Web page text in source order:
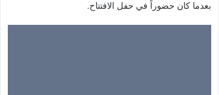
بعدما كان حضوراً في حفل الافتتاح.